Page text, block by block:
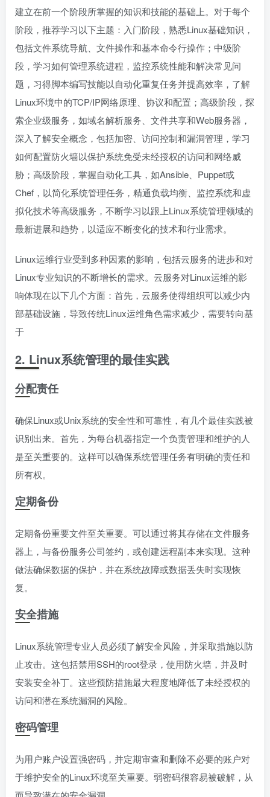
建立在前一个阶段所掌握的知识和技能的基础上。对于每个
阶段，推荐学习以下主题：入门阶段，熟悉Linux基础知识，
包括文件系统导航、文件操作和基本命令行操作；中级阶
段，学习如何管理系统进程，监控系统性能和解决常见问
题，习得脚本编写技能以自动化重复任务并提高效率，了解
Linux环境中的TCP/IP网络原理、协议和配置；高级阶段，探
索企业级服务，如域名解析服务、文件共享和Web服务器，
深入了解安全概念，包括加密、访问控制和漏洞管理，学习
如何配置防火墙以保护系统免受未经授权的访问和网络威
胁；高级阶段，掌握自动化工具，如Ansible、Puppet或
Chef，以简化系统管理任务，精通负载均衡、监控系统和虚
拟化技术等高级服务，不断学习以跟上Linux系统管理领域的
最新进展和趋势，以适应不断变化的技术和行业需求。
Linux运维行业受到多种因素的影响，包括云服务的进步和对
Linux专业知识的不断增长的需求。云服务对Linux运维的影
响体现在以下几个方面：首先，云服务使得组织可以减少内
部基础设施，导致传统Linux运维角色需求减少，需要转向基
于
2. Linux系统管理的最佳实践
分配责任
确保Linux或Unix系统的安全性和可靠性，有几个最佳实践被
识别出来。首先，为每台机器指定一个负责管理和维护的人
是至关重要的。这样可以确保系统管理任务有明确的责任和
所有权。
定期备份
定期备份重要文件至关重要。可以通过将其存储在文件服务
器上，与备份服务公司签约，或创建远程副本来实现。这种
做法确保数据的保护，并在系统故障或数据丢失时实现恢
复。
安全措施
Linux系统管理专业人员必须了解安全风险，并采取措施以防
止攻击。这包括禁用SSH的root登录，使用防火墙，并及时
安装安全补丁。这些预防措施最大程度地降低了未经授权的
访问和潜在系统漏洞的风险。
密码管理
为用户账户设置强密码，并定期审查和删除不必要的账户对
于维护安全的Linux环境至关重要。弱密码很容易被破解，从